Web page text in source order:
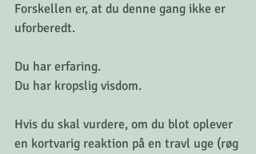
Forskellen er, at du denne gang ikke er
uforberedt.
Du har erfaring.
Du har kropslig visdom.
Hvis du skal vurdere, om du blot oplever
en kortvarig reaktion på en travl uge (røg